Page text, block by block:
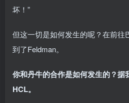
坏！”
但这一切是如何发生的呢？在前往
到了Feldman。
你和丹牛的合作是如何发生的？据
HCL。